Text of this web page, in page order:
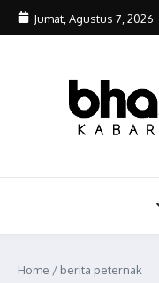
Lewati ke konten
Jumat, Agustus 7, 2026
Home / berita peternak